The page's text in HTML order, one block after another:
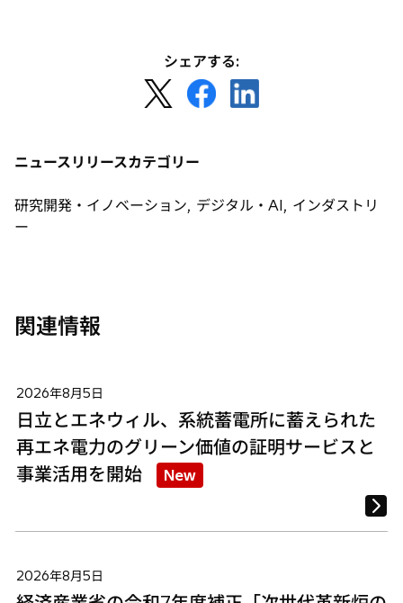
シェアする:
し
タ
で
新
で
し
で
ニュースリリースカテゴリー
研究開発・イノベーション, デジタル・AI, インダストリ
ー
関連情報
2026年8月5日
日立とエネウィル、系統蓄電所に蓄えられた
再エネ電力のグリーン価値の証明サービスと
事業活用を開始
New
2026年8月5日